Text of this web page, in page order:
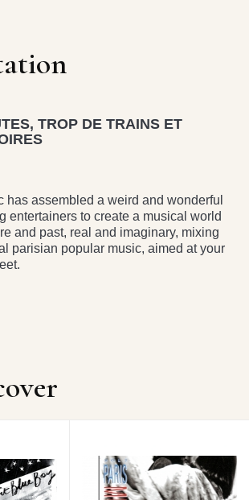
TROP DE TRAINS ET
has assembled a weird and wonderful
entertainers to create a musical world
and past, real and imaginary, mixing
parisian popular music, aimed at your